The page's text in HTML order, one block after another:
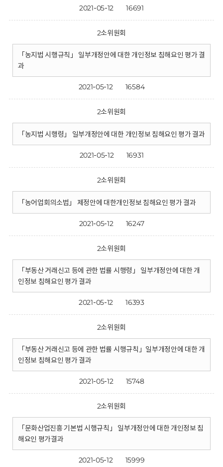
2021-05-12 16691
2소위원회
「농지법 시행규칙」 일부개정안에 대한 개인정보 침해요인 평가 결
과
2021-05-12 16584
2소위원회
「농지법 시행령」 일부개정안에 대한 개인정보 침해요인 평가 결과
2021-05-12 16931
2소위원회
「농어업회의소법」 제정안에 대한개인정보 침해요인 평가 결과
2021-05-12 16247
2소위원회
「부동산 거래신고 등에 관한 법률 시행령」 일부개정안에 대한 개
인정보 침해요인 평가 결과
2021-05-12 16393
2소위원회
「부동산 거래신고 등에 관한 법률 시행규칙」일부개정안에 대한 개
인정보 침해요인 평가 결과
2021-05-12 15748
2소위원회
「문화산업진흥 기본법 시행규칙」 일부개정안에 대한 개인정보 침
해요인 평가결과
2021-05-12 15999